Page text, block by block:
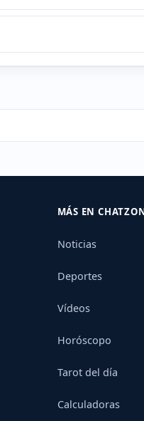
MÁS EN
Noticias
Deportes
Vídeos
Horóscopo
Tarot del día
Calculadoras